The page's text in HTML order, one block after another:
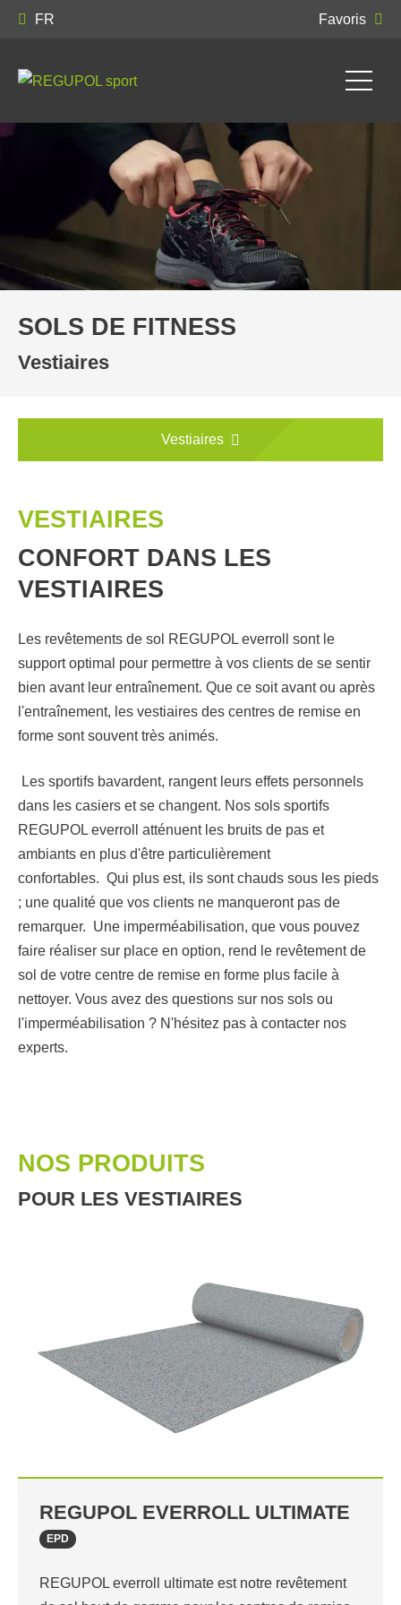
FR Favoris
SOLS DE FITNESS
Vestiaires
Vestiaires
VESTIAIRES
CONFORT DANS LES
VESTIAIRES
Les revêtements de sol REGUPOL everroll sont le
support optimal pour permettre à vos clients de se sentir
bien avant leur entraînement. Que ce soit avant ou après
l'entraînement, les vestiaires des centres de remise en
forme sont souvent très animés.
Les sportifs bavardent, rangent leurs effets personnels
dans les casiers et se changent. Nos sols sportifs
REGUPOL everroll atténuent les bruits de pas et
ambiants en plus d'être particulièrement
confortables. Qui plus est, ils sont chauds sous les pieds
; une qualité que vos clients ne manqueront pas de
remarquer. Une imperméabilisation, que vous pouvez
faire réaliser sur place en option, rend le revêtement de
sol de votre centre de remise en forme plus facile à
nettoyer. Vous avez des questions sur nos sols ou
l'imperméabilisation ? N'hésitez pas à contacter nos
experts.
NOS PRODUITS
POUR LES VESTIAIRES
REGUPOL EVERROLL ULTIMATE
EPD
REGUPOL everroll ultimate est notre revêtement